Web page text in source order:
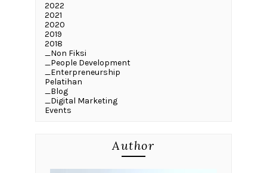
2022
2021
2020
2019
2018
_Non Fiksi
_People Development
_Enterpreneurship
Pelatihan
_Blog
_Digital Marketing
Events
Author